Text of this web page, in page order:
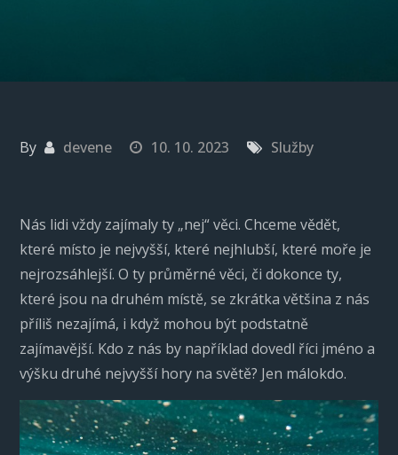
By devene 10. 10. 2023 Služby
Nás lidi vždy zajímaly ty „nej“ věci. Chceme vědět,
které místo je nejvyšší, které nejhlubší, které moře je
nejrozsáhlejší. O ty průměrné věci, či dokonce ty,
které jsou na druhém místě, se zkrátka většina z nás
příliš nezajímá, i když mohou být podstatně
zajímavější. Kdo z nás by například dovedl říci jméno a
výšku druhé nejvyšší hory na světě? Jen málokdo.